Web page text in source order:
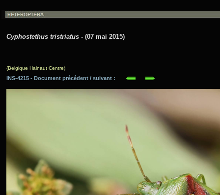
Cyphostethus tristriatus - (07 mai 2015)
(Belgique Hainaut Centre)
INS-4215 - Document précédent / suivant :